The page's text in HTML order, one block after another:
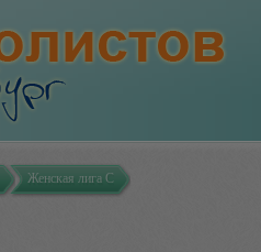
Женская лига С